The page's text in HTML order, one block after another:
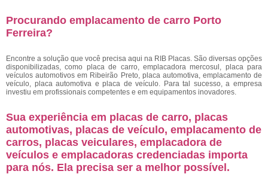
Procurando emplacamento de carro Porto
Ferreira?
Encontre a solução que você precisa aqui na RIB Placas. São diversas opções
disponibilizadas, como placa de carro, emplacadora mercosul, placa para
veículos automotivos em Ribeirão Preto, placa automotiva, emplacamento de
veículo, placa automotiva e placa de veículo. Para tal sucesso, a empresa
investiu em profissionais competentes e em equipamentos inovadores.
Sua experiência em placas de carro, placas
automotivas, placas de veículo, emplacamento de
carros, placas veiculares, emplacadora de
veículos e emplacadoras credenciadas importa
para nós. Ela precisa ser a melhor possível.